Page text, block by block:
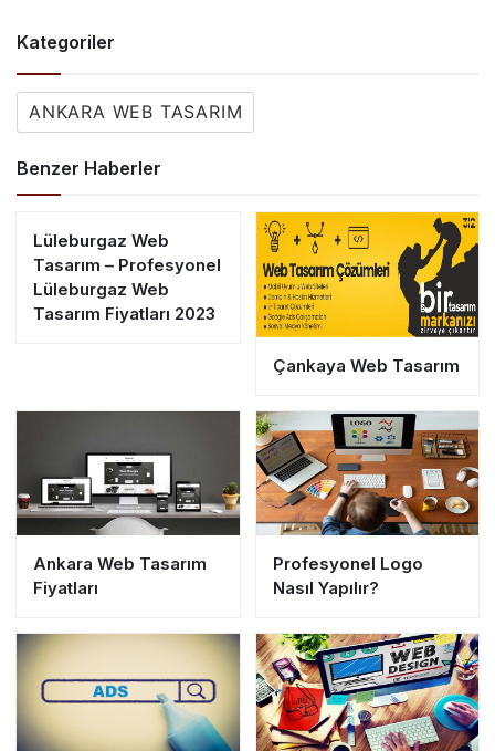
Kategoriler
ANKARA WEB TASARIM
Benzer Haberler
Lüleburgaz Web
Tasarım – Profesyonel
Lüleburgaz Web
Tasarım Fiyatları 2023
Çankaya Web Tasarım
Ankara Web Tasarım
Fiyatları
Profesyonel Logo
Nasıl Yapılır?